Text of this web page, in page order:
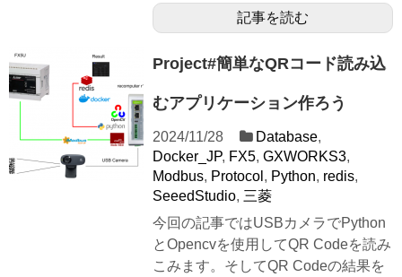
記事を読む
Project#簡単なQRコード読み込
むアプリケーション作ろう
2024/11/28 Database,
Docker_JP, FX5, GXWORKS3,
Modbus, Protocol , Python, redis,
SeeedStudio, 三菱
今回の記事ではUSBカメラでPython
とOpencvを使用してQR Codeを読み
こみます。そしてQR Codeの結果を